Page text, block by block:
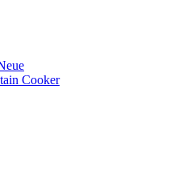
Cooker